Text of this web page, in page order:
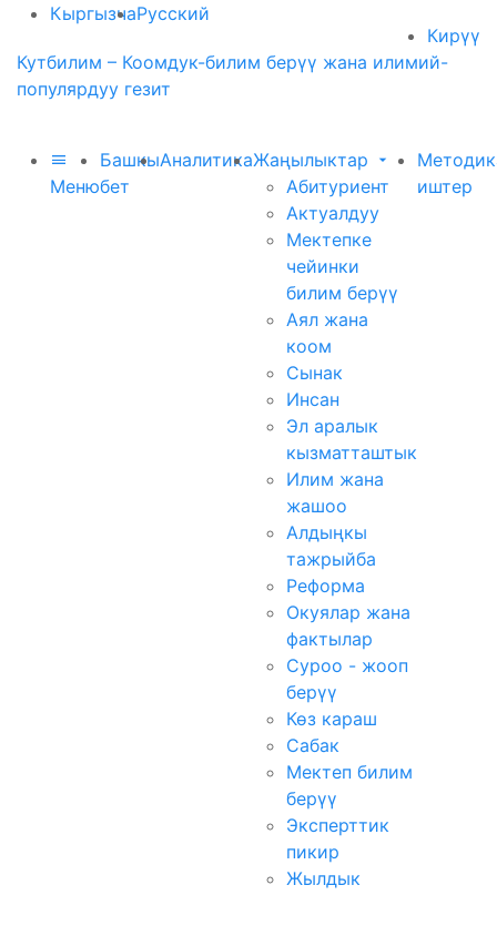
КыргызчаРусский
Кирүү
Кутбилим – Коомдук-билим берүү жана илимий-
популярдуу гезит
Меню
Башкы
бет
АналитикаЖаңылыктар
Абитуриент
Актуалдуу
Мектепке
чейинки
билим берүү
Аял жана
коом
Сынак
Инсан
Эл аралык
кызматташтык
Илим жана
жашоо
Алдыңкы
тажрыйба
Реформа
Окуялар жана
фактылар
Суроо - жооп
берүү
Көз караш
Сабак
Мектеп билим
берүү
Эксперттик
пикир
Жылдык
иштер